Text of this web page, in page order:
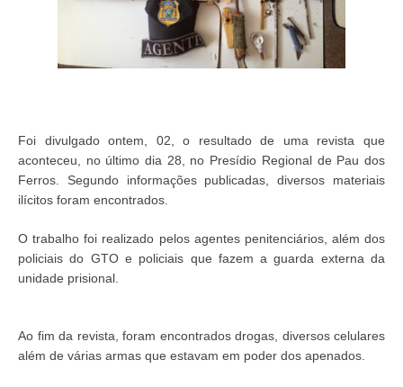
Foi divulgado ontem, 02, o resultado de uma revista que
aconteceu, no último dia 28, no Presídio Regional de Pau dos
Ferros. Segundo informações publicadas, diversos materiais
ilícitos foram encontrados.
O trabalho foi realizado pelos agentes penitenciários, além dos
policiais do GTO e policiais que fazem a guarda externa da
unidade prisional.
Ao fim da revista, foram encontrados drogas, diversos celulares
além de várias armas que estavam em poder dos apenados.